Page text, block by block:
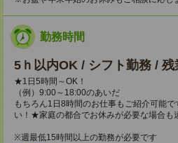
勤務時間
5ｈ以内OK / シフト勤務 / 残
★1日5時間～OK！
（例）9:00～18:00のあいだ
もちろん1日8時間のお仕事もご紹介可能
い！★家庭の都合でお休みが必要な場合も
※週最低15時間以上の勤務が必要です